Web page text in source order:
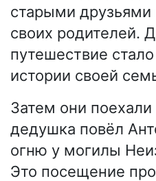
старыми
своих родителей.
путешествие
истории своей
Затем они
дедушка повёл
огню у могилы
Это посещение